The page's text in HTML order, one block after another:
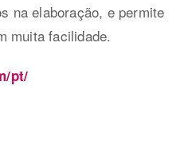
na elaboração, e permite
muita facilidade.
pt/